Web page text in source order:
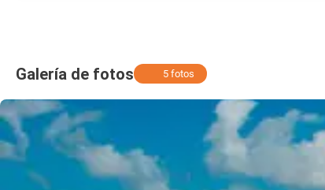
Galería de fotos 5 fotos